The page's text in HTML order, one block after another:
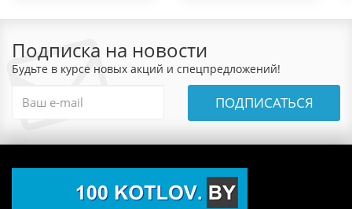
Подписка на новости
Будьте в курсе новых акций и спецпредложений!
ПОДПИСАТЬСЯ